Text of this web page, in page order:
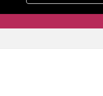
当サイト